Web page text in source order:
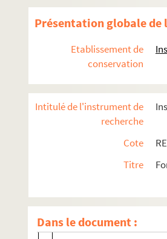
Présentation globale de
Etablissement de
conservation
Intitulé de l'instrument de
recherche
Cote
Titre
Dans le document :
REC A 1.1-19. Alain Recoing.
REC A 1.1. Dossier de